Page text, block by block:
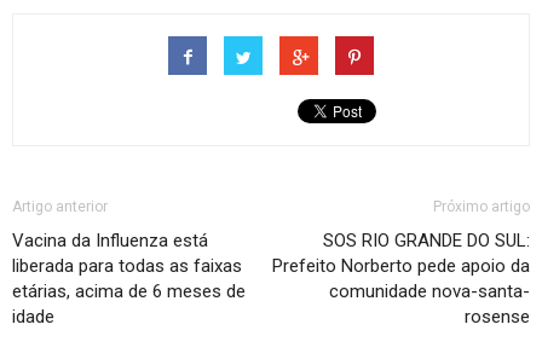
Artigo anterior
Vacina da Influenza está
liberada para todas as faixas
etárias, acima de 6 meses de
idade
Próximo artigo
SOS RIO GRANDE DO SUL:
Prefeito Norberto pede apoio da
comunidade nova-santa-
rosense